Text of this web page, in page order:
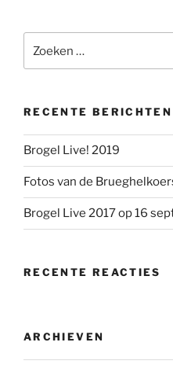
naar:
RECENTE BERICHTEN
Brogel Live! 2019
Fotos van de
Brogel Live 2017 op 16
RECENTE REACTIES
ARCHIEVEN